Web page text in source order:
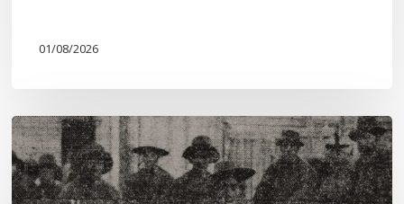
01/08/2026
Chawrakawin:
Palimpsesto
explora